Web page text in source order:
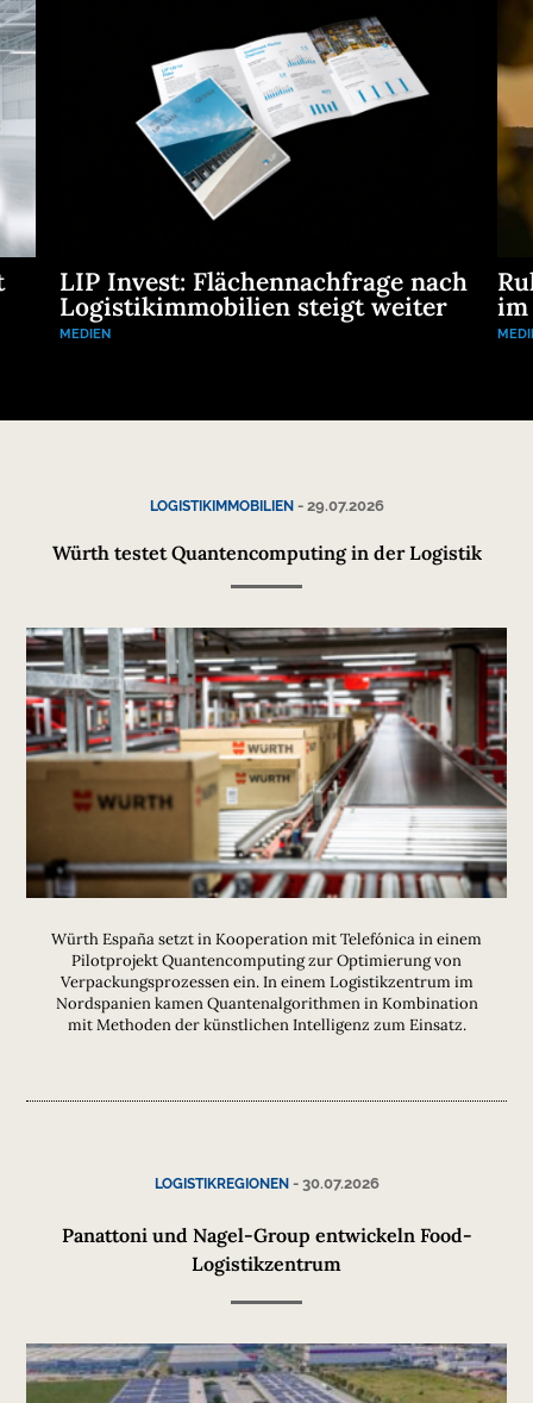
LIP Invest: Flächennachfrage nach
Logistikimmobilien steigt weiter
MEDIEN
im
LOGISTIKIMMOBILIEN- 29.07.2026
Würth testet Quantencomputing in der Logistik
Würth España setzt in Kooperation mit Telefónica in einem
Pilotprojekt Quantencomputing zur Optimierung von
Verpackungsprozessen ein. In einem Logistikzentrum im
Nordspanien kamen Quantenalgorithmen in Kombination
mit Methoden der künstlichen Intelligenz zum Einsatz.
LOGISTIKREGIONEN- 30.07.2026
Panattoni und Nagel-Group entwickeln Food-
Logistikzentrum